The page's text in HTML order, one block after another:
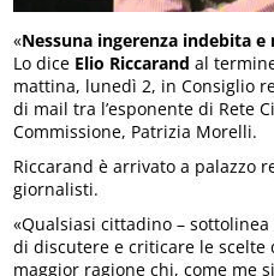
«Nessuna ingerenza indebita e
Lo dice Elio Riccarand al
mattina, lunedì 2, in Consiglio
di mail tra l’esponente di Rete
Commissione, Patrizia Morelli.
Riccarand è arrivato a palazzo
giornalisti.
«Qualsiasi cittadino –
di discutere e criticare le scelte
maggior ragione chi, come me